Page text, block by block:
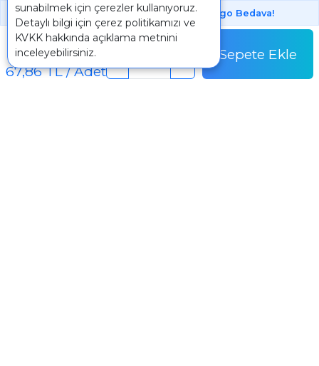
sunabilmek için çerezler kullanıyoruz.
Detaylı bilgi için çerez politikamızı ve
KVKK hakkında açıklama metnini
inceleyebilirsiniz.
1000 ₺ Üstünde Bu Üründe Kargo Bedava!
67,86 TL
Adet Fiyatı
67,86 TL / Adet
Adet
Sepete Ekle